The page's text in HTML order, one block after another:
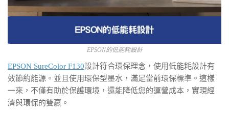
EPSON的低能耗設計
EPSON SureColor F130設計符合環保理念，使用低能耗設計有
效節約能源。並且使用環保型墨水，滿足當前環保標準。這樣
一來，不僅有助於保護環境，還能降低您的運營成本，實現經
濟與環保的雙贏。